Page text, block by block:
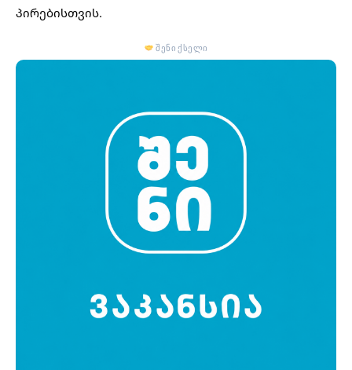
პირებისთვის.
შენი ქსელი